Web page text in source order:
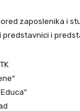
zaposlenika i
predstavnici i